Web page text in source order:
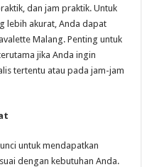
dan jam praktik. Untuk
lebih akurat, Anda dapat
Malang. Penting untuk
jika Anda ingin
tertentu atau pada jam-jam
untuk mendapatkan
dengan kebutuhan Anda.